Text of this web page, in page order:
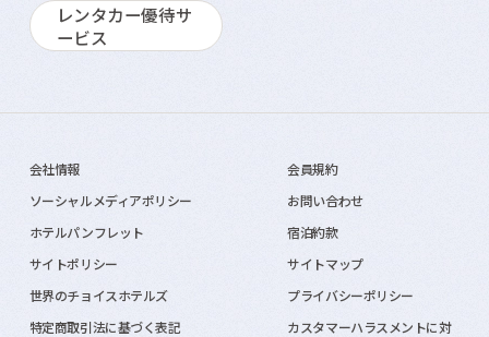
レンタカー優待サ
ービス
会社情報
会員規約
ソーシャルメディアポリシー
お問い合わせ
ホテルパンフレット
宿泊約款
サイトポリシー
サイトマップ
世界のチョイスホテルズ
プライバシーポリシー
特定商取引法に基づく表記
カスタマーハラスメントに対